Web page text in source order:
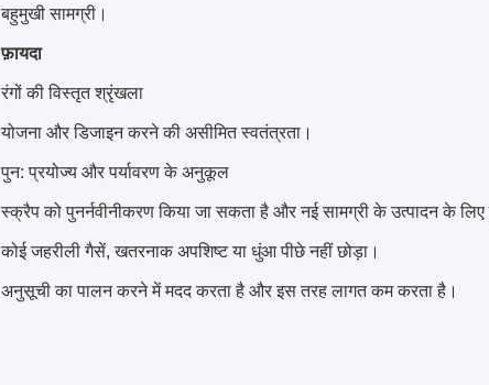
बहुमुखी सामग्री।
फ़ायदा
रंगों की विस्तृत श्रृंखला
योजना और डिजाइन करने की असीमित स्वतंत्रता।
पुन: प्रयोज्य और पर्यावरण के अनुकूल
स्क्रैप को पुनर्नवीनीकरण किया जा सकता है और नई सामग्री के उत्पादन के
कोई जहरीली गैसें, खतरनाक अपशिष्ट या धुंआ पीछे नहीं छोड़ा।
अनुसूची का पालन करने में मदद करता है और इस तरह लागत कम करता है।